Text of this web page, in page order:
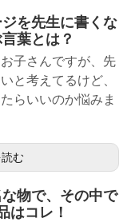
を先生に書くな
葉とは？
子さんですが、先
と考えてるけど、
らいいのか悩みま
む
物で、その中で
はコレ！